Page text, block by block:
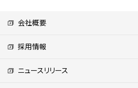
会社概要
採用情報
ニュースリリース